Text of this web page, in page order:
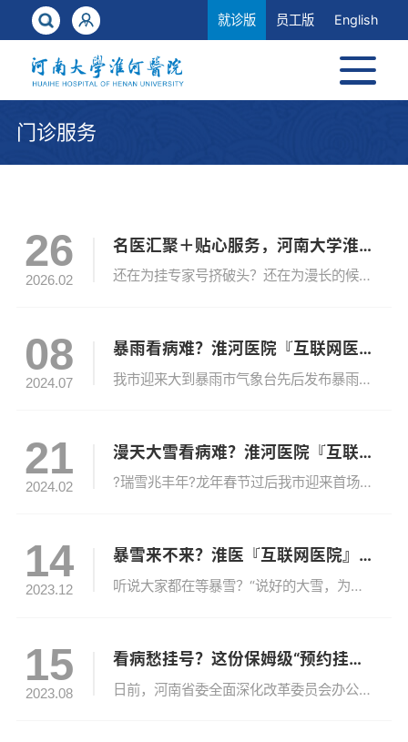
就诊版 员工版 English
门诊服务
26
2026.02
名医汇聚＋贴心服务，河南大学淮河医院特需门诊开诊啦！
还在为挂专家号挤破头？还在为漫长的候诊时光焦虑不已？还在为复杂的病情不知挂哪个科而发愁？为满足患者多元化、高品质的医疗需求，河南大学淮河医院正式推出——特需门诊服务！这不是普通的门诊升级，而是为您量身打造的“名医+优享”一站式医疗解决方案！本次首批推出的专家团队由我院优秀知名专家组成，后续医院还将根据患者需求，持续遴选并推出更多优秀专家，不断满足人民群众日益增长的健康服务需求。 特需门诊这...
08
2024.07
暴雨看病难？淮河医院『互联网医院』温暖守护
我市迎来大到暴雨市气象台先后发布暴雨预警今日又将暴雨橙色预警升级为暴雨红色预警在本轮降雨天气过程中同时伴有大风天气这都给需要复诊的患者带来了不便河南大学淮河医院互联网医院温暖守护积极采取“防雨”措施贴心守护，功能齐全互联网医院服务模式1.在线问诊：支持多种问诊方式包括图文咨询、语音咨询及视频咨询；2.在线复诊：为慢性病、常见病患者提供复诊服务，足不出户获得医疗处方；3.复诊购药：线上开具处方，...
21
2024.02
漫天大雪看病难？淮河医院『互联网医院』温暖守护
?瑞雪兆丰年?龙年春节过后我市迎来首场大到暴雪市气象台先后发布暴雪黄色、橙色预警昨日又将暴雪橙色预警升级为暴雪红色预警在本轮雨雪天气过程中我市气温下降明显同时伴有大风天气这都给需要复诊的患者带来了不便河南大学淮河医院互联网医院温暖守护积极采取“防寒”措施贴心守护，功能齐全互联网医院服务模式1.在线问诊：支持多种问诊方式包括图文咨询、语音咨询及视频咨询；2.在线复诊：为慢性病、常见病患者提供复诊...
14
2023.12
暴雪来不来？淮医『互联网医院』一直都在
听说大家都在等暴雪？“说好的大雪，为啥还没下？”不少网友开始疑惑了……对此@河南气象 做出了解答“现在就是水汽到位只等冷空气了”所以说大家暴雪前的准备不算白费但对于暴雪天气仍需复诊的患者来说道路湿滑、出行不便……河南大学淮河医院互联网医院早也准备好了积极采取“防寒”措施贴心守护，功能齐全互联网医院服务模式1.在线问诊：支持多种问诊方式包括图文咨询、语音咨询及视频咨询；2.在线复诊：为慢性病、常...
15
2023.08
看病愁挂号？这份保姆级“预约挂号攻略”请收好！
日前，河南省委全面深化改革委员会办公室、河南省卫生健康委及医疗保障局联合发文，在河南全省县域医共体牵头医院和三级公立医院中推行“便民就医少跑腿”七大举措，着力解决群众看病就医过程中的“关键小事”。为深入贯彻落实党的二十大精神，破解患者“多跑路”难题，我院紧紧围绕“以患者为中心”，坚持问题导向，聚焦患者急难愁盼，扎实推进调查研究，进一步优化医疗服务，提升患者体验，加速推进“互联网+”医院信息化、...